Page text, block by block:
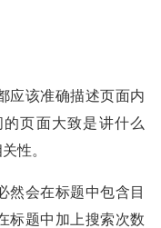
应该准确描述页面内
页面大致是讲什么
性。
然会在标题中包含目
标题中加上搜索次数